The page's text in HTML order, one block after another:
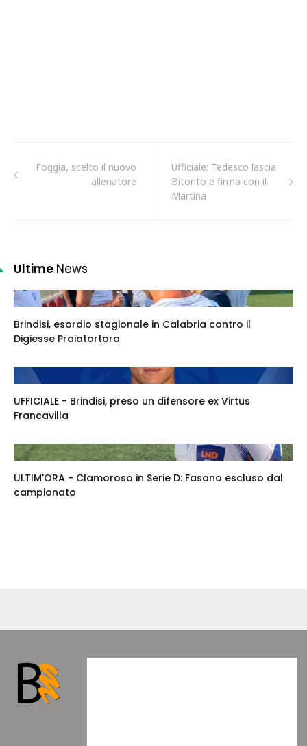
Foggia, scelto il nuovo
allenatore
Ufficiale: Tedesco lascia
Bitonto e firma con il
Martina
Ultime News
Brindisi, esordio stagionale in Calabria contro il
Digiesse Praiatortora
UFFICIALE - Brindisi, preso un difensore ex Virtus
Francavilla
ULTIM'ORA - Clamoroso in Serie D: Fasano escluso dal
campionato